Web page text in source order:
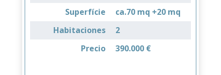
Superfície
ca.70 mq +20 mq
Habitaciones
2
Precio
390.000 €